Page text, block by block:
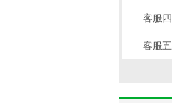
客服四
客服五